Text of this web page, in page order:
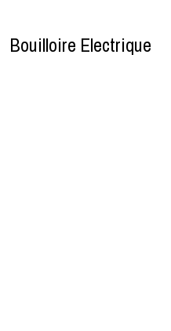
Bouilloire Electrique